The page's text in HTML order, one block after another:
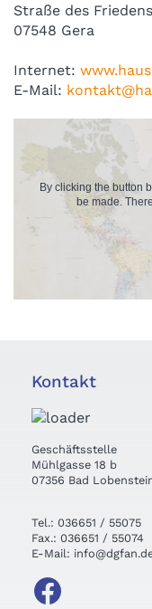
Straße des
07548 Gera
Internet:
E-Mail:
By clicking the button
be made.
Kontakt
Geschäftsstelle
Mühlgasse 18 b
07356 Bad
Tel.: 036651 / 55075
Fax.: 036651 / 55074
E-Mail: